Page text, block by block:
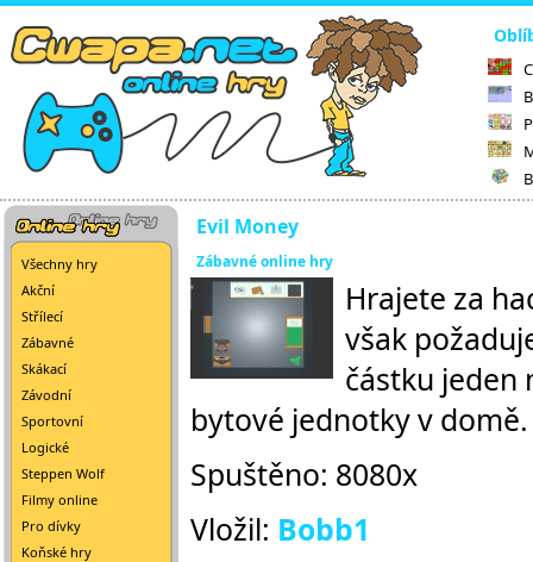
Všechny hry
Akční
Střílecí
Zábavné
Skákací
Závodní
Sportovní
Logické
Steppen Wolf
Filmy online
Pro dívky
Koňské hry
Evil Money
Zábavné online hry
Hrajete za
však
částku jeden
bytové jednotky v domě.
Spuštěno: 8080x
Vložil: Bobb1